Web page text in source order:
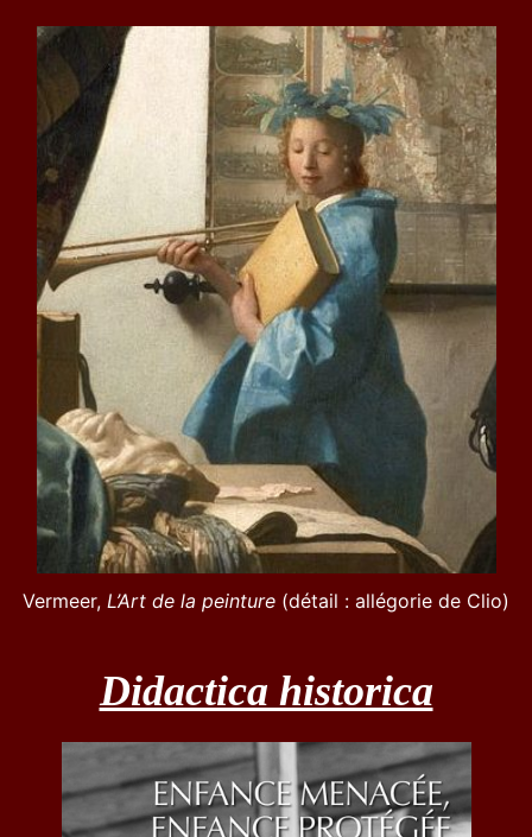
Vermeer, L’Art de la peinture (détail : allégorie de Clio)
Didactica historica